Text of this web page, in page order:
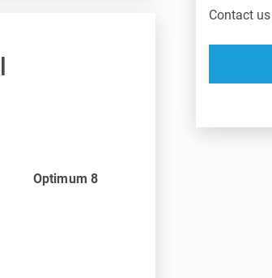
Optimum 8
Contact